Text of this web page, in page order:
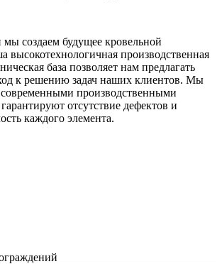
создаем будущее кровельной
высокотехнологичная производственная
база позволяет нам предлагать
к решению задач наших клиентов. Мы
производственными
отсутствие дефектов и
каждого элемента.